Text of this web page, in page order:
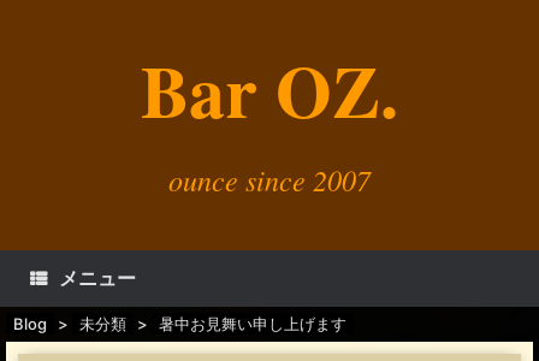
Bar OZ.
ounce since 2007
メニュー
Blog > 未分類 > 暑中お見舞い申し上げます